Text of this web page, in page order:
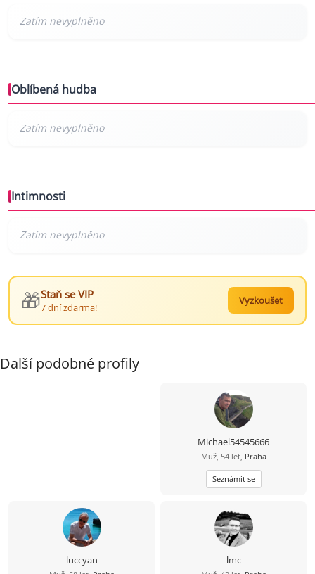
Oblíbená hudba
Intimnosti
🎁Staň se VIP
7 dní zdarma!
Vyzkoušet
Další podobné profily
Michael54545666
Muž, 54 let, Praha
Seznámit se
luccyan lmc